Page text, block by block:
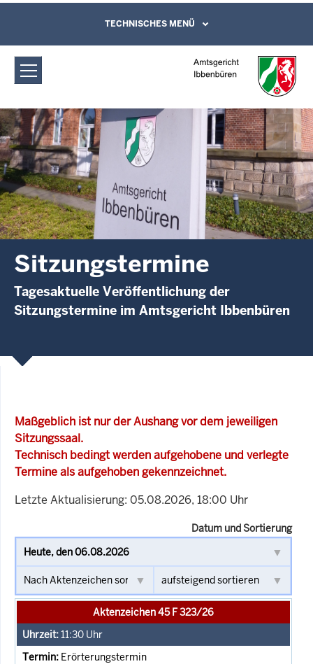
Amtsgericht Ibbenbüren:
Sitzungstermine
Direkt zum Inhalt
Leichte Sprache, Gebärdensprachenvideo
und Kontaktformular
TECHNISCHES MENÜ
Sitzungstermine
Tagesaktuelle Veröffentlichung der
Sitzungstermine im Amtsgericht Ibbenbüren
Maßgeblich ist nur der Aushang vor dem jeweiligen
Sitzungssaal.
Technisch bedingt werden aufgehobene und verlegte
Termine als aufgehoben gekennzeichnet.
Letzte Aktualisierung: 05.08.2026, 18:00 Uhr
Datum und Sortierung
Aktenzeichen 45 F 323/26
11:30 Uhr
Erörterungstermin